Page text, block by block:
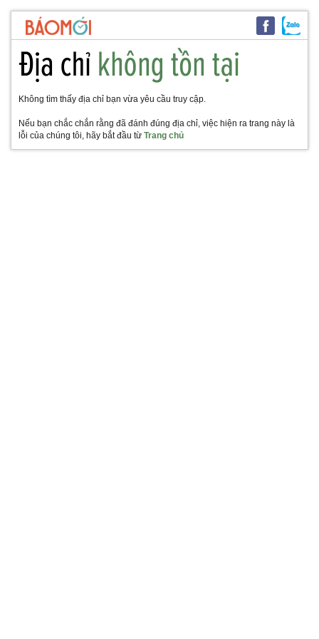
Không tìm thấy địa chỉ bạn vừa yêu cầu truy cập.
Nếu bạn chắc chắn rằng đã đánh đúng địa chỉ, việc hiện ra trang này là
lỗi của chúng tôi, hãy bắt đầu từ Trang chủ